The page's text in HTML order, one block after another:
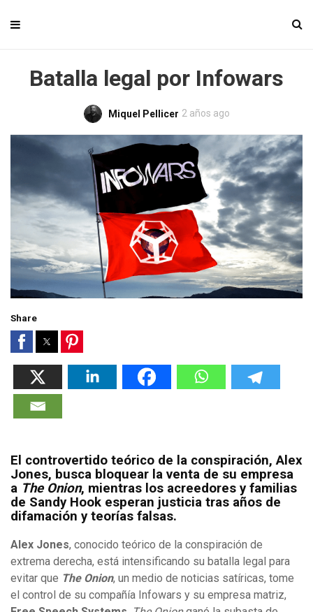
Batalla legal por Infowars
Miquel Pellicer 2 años ago
Share
El controvertido teórico de la conspiración, Alex
Jones, busca bloquear la venta de su empresa
a The Onion, mientras los acreedores y familias
de Sandy Hook esperan justicia tras años de
difamación y teorías falsas.
Alex Jones, conocido teórico de la conspiración de
extrema derecha, está intensificando su batalla legal para
evitar que The Onion, un medio de noticias satíricas, tome
el control de su compañía Infowars y su empresa matriz,